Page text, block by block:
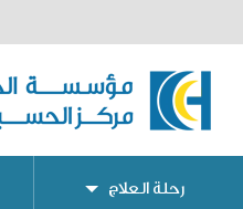
رحلة العلاج